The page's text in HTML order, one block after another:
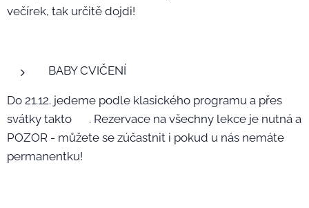
večírek, tak určitě dojdi!😍🎅🏼🎄
BABY CVIČENÍ👶🏼
Do 21.12. jedeme podle klasického programu a přes
svátky takto 👆🏼. Rezervace na všechny lekce je nutná a
POZOR - můžete se zúčastnit i pokud u nás nemáte
permanentku!🤩